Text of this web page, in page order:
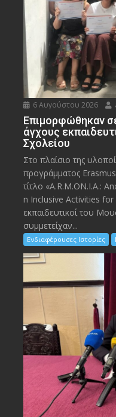
6 Αυγούστου 2026
Eπιμορφώθηκαν
άγχους
Σχολείου
Στο πλαίσιο της
προγράμματος
τίτλο «A.R.M.ON.I.A.:
n Inclusive Activities for
εκπαιδευτικοί του
συμμετείχαν...
Ενδιαφέρουσες Ιστορίες